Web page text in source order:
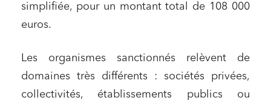
simplifiée, pour un montant total de 108 000
euros.
Les organismes sanctionnés relèvent de
domaines très différents : sociétés privées,
collectivités, établissements publics ou